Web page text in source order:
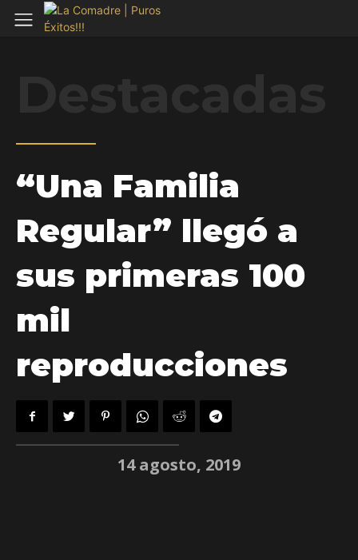
“Una Familia
Regular” llegó a
sus primeras 100
mil
reproducciones
14 agosto, 2019